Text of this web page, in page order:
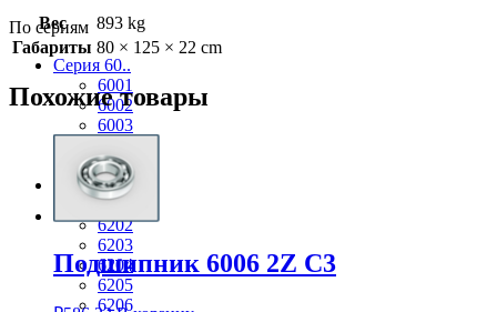
По сериям
Серия 60..
6001
6002
6003
6005
Серия 62..
6201
6202
6203
6204
6205
6206
Вес
893 kg
Габариты 80 × 125 × 22 cm
Похожие товары
Подшипник 6006 2Z C3